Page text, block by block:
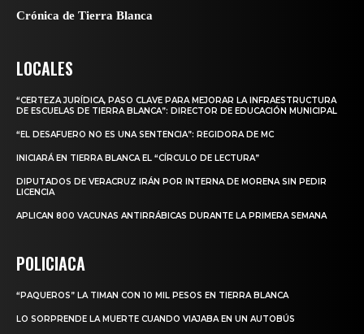
Crónica de Tierra Blanca
LOCALES
“CERTEZA JURÍDICA, PASO CLAVE PARA MEJORAR LA INFRAESTRUCTURA
DE ESCUELAS DE TIERRA BLANCA”: DIRECTOR DE EDUCACIÓN MUNICIPAL
“EL DESAFUERO NO ES UNA SENTENCIA”: REGIDORA DE MC
INICIARÁ EN TIERRA BLANCA EL “CÍRCULO DE LECTURA”
DIPUTADOS DE VERACRUZ IRÁN POR INTERNA DE MORENA SIN PEDIR
LICENCIA
APLICAN 800 VACUNAS ANTIRRÁBICAS DURANTE LA PRIMERA SEMANA
POLICIACA
“PAQUEROS” LA TIMAN CON 10 MIL PESOS EN TIERRA BLANCA
LO SORPRENDE LA MUERTE CUANDO VIAJABA EN UN AUTOBÚS